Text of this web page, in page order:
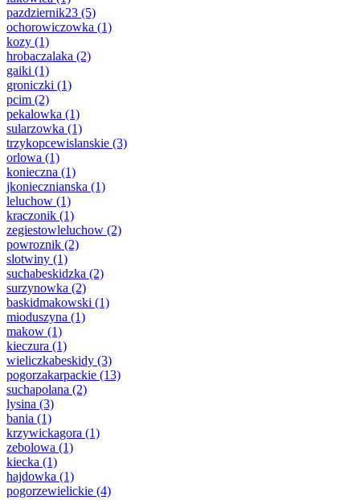
pazdziernik23 (5)
ochorowiczowka (1)
kozy (1)
hrobaczalaka (2)
gaiki (1)
groniczki (1)
pcim (2)
pekalowka (1)
sularzowka (1)
trzykopcewislanskie (3)
orlowa (1)
konieczna (1)
jkoniecznianska (1)
leluchow (1)
kraczonik (1)
zegiestowleluchow (2)
powroznik (2)
slotwiny (1)
suchabeskidzka (2)
surzynowka (2)
baskidmakowski (1)
mioduszyna (1)
makow (1)
kieczura (1)
wieliczkabeskidy (3)
pogorzakarpackie (13)
suchapolana (2)
lysina (3)
bania (1)
krzywickagora (1)
zebolowa (1)
kiecka (1)
hajdowka (1)
pogorzewielickie (4)